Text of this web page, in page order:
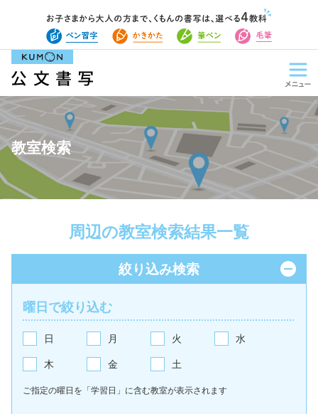
教室検索
周辺の教室検索結果一覧
絞り込み検索
曜日で絞り込む
日 月 火 水
木 金 土
ご指定の曜日を「学習日」に含む教室が表示されます